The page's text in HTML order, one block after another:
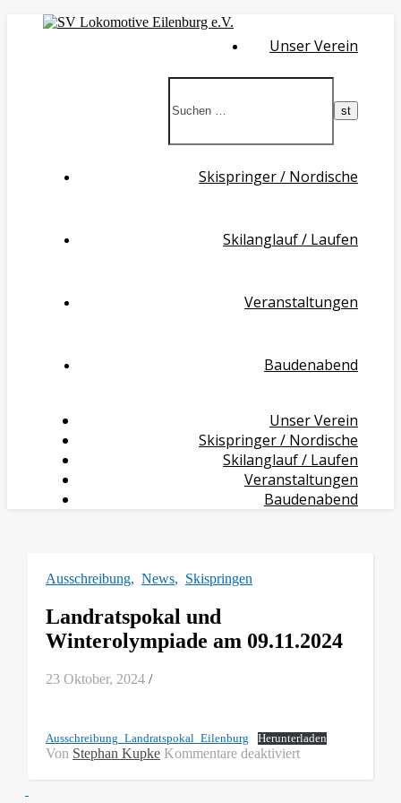
Unser Verein
Skispringer / Nordische
Skilanglauf / Laufen
Veranstaltungen
Baudenabend
Unser Verein
Skispringer / Nordische
Skilanglauf / Laufen
Veranstaltungen
Baudenabend
Ausschreibung, News, Skispringen
Landratspokal und
Winterolympiade am 09.11.2024
23 Oktober, 2024 /
Ausschreibung_Landratspokal_Eilenburg Herunterladen
Von Stephan Kupke Kommentare deaktiviertfür
und